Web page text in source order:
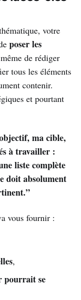
votre
poser les
de rédiger
tous les éléments
contenir.
et pourtant
ma cible,
à travailler :
liste complète
doit absolument
vous fournir :
,
pourrait se